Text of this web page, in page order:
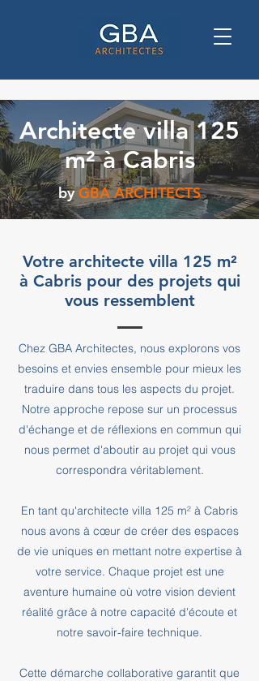
Architecte villa 125
m² à Cabris
by GBA ARCHITECTS
Votre architecte villa 125 m²
à Cabris pour des projets qui
vous ressemblent
Chez GBA Architectes, nous explorons vos
besoins et envies ensemble pour mieux les
traduire dans tous les aspects du projet.
Notre approche repose sur un processus
d'échange et de réflexions en commun qui
nous permet d'aboutir au projet qui vous
correspondra véritablement.
En tant qu'architecte villa 125 m² à Cabris
nous avons à cœur de créer des espaces
de vie uniques en mettant notre expertise à
votre service. Chaque projet est une
aventure humaine où votre vision devient
réalité grâce à notre capacité d'écoute et
notre savoir-faire technique.
Cette démarche collaborative garantit que